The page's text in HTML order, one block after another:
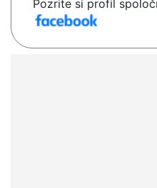
Pozrite si profil